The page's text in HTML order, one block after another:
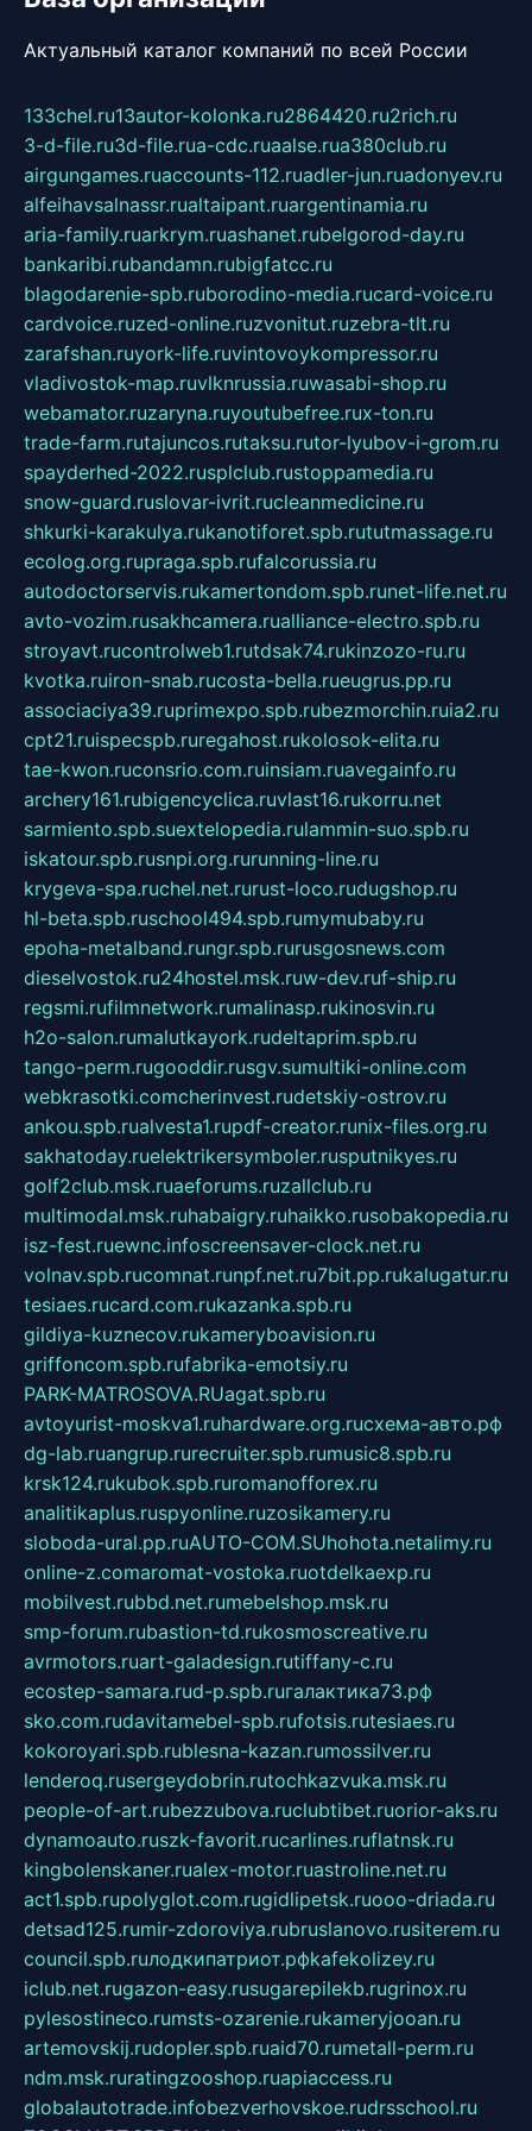
Актуальный каталог компаний по всей России
133chel.ru13autor-kolonka.ru2864420.ru2rich.ru
3-d-file.ru3d-file.rua-cdc.ruaalse.rua380club.ru
airgungames.ruaccounts-112.ruadler-jun.ruadonyev.ru
alfeihavsalnassr.rualtaipant.ruargentinamia.ru
aria-family.ruarkrym.ruashanet.rubelgorod-day.ru
bankaribi.rubandamn.rubigfatcc.ru
blagodarenie-spb.ruborodino-media.rucard-voice.ru
cardvoice.ruzed-online.ruzvonitut.ruzebra-tlt.ru
zarafshan.ruyork-life.ruvintovoykompressor.ru
vladivostok-map.ruvlknrussia.ruwasabi-shop.ru
webamator.ruzaryna.ruyoutubefree.rux-ton.ru
trade-farm.rutajuncos.rutaksu.rutor-lyubov-i-grom.ru
spayderhed-2022.rusplclub.rustoppamedia.ru
snow-guard.ruslovar-ivrit.rucleanmedicine.ru
shkurki-karakulya.rukanotiforet.spb.rututmassage.ru
ecolog.org.rupraga.spb.rufalcorussia.ru
autodoctorservis.rukamertondom.spb.runet-life.net.ru
avto-vozim.rusakhcamera.rualliance-electro.spb.ru
stroyavt.rucontrolweb1.rutdsak74.rukinzozo-ru.ru
kvotka.ruiron-snab.rucosta-bella.rueugrus.pp.ru
associaciya39.ruprimexpo.spb.rubezmorchin.ruia2.ru
cpt21.ruispecspb.ruregahost.rukolosok-elita.ru
tae-kwon.ruconsrio.com.ruinsiam.ruavegainfo.ru
archery161.rubigencyclica.ruvlast16.rukorru.net
sarmiento.spb.suextelopedia.rulammin-suo.spb.ru
iskatour.spb.rusnpi.org.rurunning-line.ru
krygeva-spa.ruchel.net.rurust-loco.rudugshop.ru
hl-beta.spb.ruschool494.spb.rumymubaby.ru
epoha-metalband.rungr.spb.rurusgosnews.com
dieselvostok.ru24hostel.msk.ruw-dev.ruf-ship.ru
regsmi.rufilmnetwork.rumalinasp.rukinosvin.ru
h2o-salon.rumalutkayork.rudeltaprim.spb.ru
tango-perm.rugooddir.rusgv.sumultiki-online.com
webkrasotki.comcherinvest.rudetskiy-ostrov.ru
ankou.spb.rualvesta1.rupdf-creator.runix-files.org.ru
sakhatoday.ruelektrikersymboler.rusputnikyes.ru
golf2club.msk.ruaeforums.ruzallclub.ru
multimodal.msk.ruhabaigry.ruhaikko.rusobakopedia.ru
isz-fest.ruewnc.infoscreensaver-clock.net.ru
volnav.spb.rucomnat.runpf.net.ru7bit.pp.rukalugatur.ru
tesiaes.rucard.com.rukazanka.spb.ru
gildiya-kuznecov.rukameryboavision.ru
griffoncom.spb.rufabrika-emotsiy.ru
PARK-MATROSOVA.RUagat.spb.ru
avtoyurist-moskva1.ruhardware.org.ruсхема-авто.рф
dg-lab.ruangrup.rurecruiter.spb.rumusic8.spb.ru
krsk124.rukubok.spb.ruromanofforex.ru
analitikaplus.ruspyonline.ruzosikamery.ru
sloboda-ural.pp.ruAUTO-COM.SUhohota.netalimy.ru
online-z.comaromat-vostoka.ruotdelkaexp.ru
mobilvest.rubbd.net.rumebelshop.msk.ru
smp-forum.rubastion-td.rukosmoscreative.ru
avrmotors.ruart-galadesign.rutiffany-c.ru
ecostep-samara.rud-p.spb.ruгалактика73.рф
sko.com.rudavitamebel-spb.rufotsis.rutesiaes.ru
kokoroyari.spb.rublesna-kazan.rumossilver.ru
lenderoq.rusergeydobrin.rutochkazvuka.msk.ru
people-of-art.rubezzubova.ruclubtibet.ruorior-aks.ru
dynamoauto.ruszk-favorit.rucarlines.ruflatnsk.ru
kingbolenskaner.rualex-motor.ruastroline.net.ru
act1.spb.rupolyglot.com.rugidlipetsk.ruooo-driada.ru
detsad125.rumir-zdoroviya.rubruslanovo.rusiterem.ru
council.spb.ruлодкипатриот.рфkafekolizey.ru
iclub.net.rugazon-easy.rusugarepilekb.rugrinox.ru
pylesostineco.rumsts-ozarenie.rukameryjooan.ru
artemovskij.rudopler.spb.ruaid70.rumetall-perm.ru
ndm.msk.ruratingzooshop.ruapiaccess.ru
globalautotrade.infobezverhovskoe.rudrsschool.ru